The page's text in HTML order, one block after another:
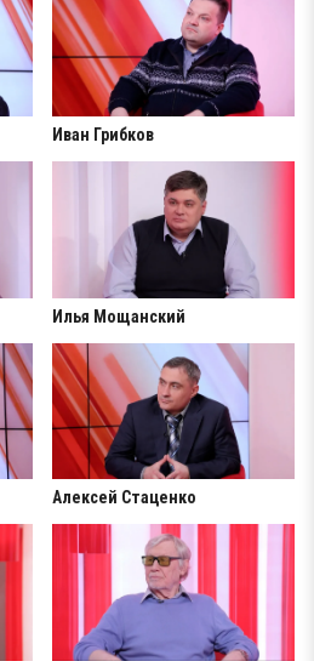
Иван Грибков
Илья Мощанский
Алексей Стаценко